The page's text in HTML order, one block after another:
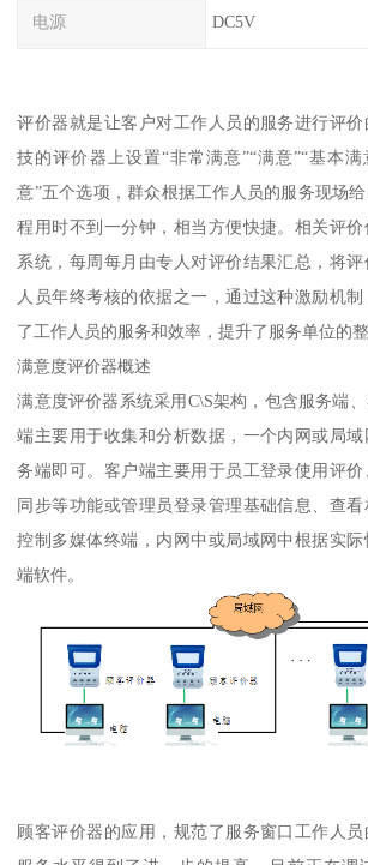
电源 DC5V
评价器就是让客户对工作人员的服务进行评
技的评价器上设置“非常满意”“满意”“基本满
意”五个选项，群众根据工作人员的服务现场
程用时不到一分钟，相当方便快捷。相关评
系统，每周每月由专人对评价结果汇总，将
人员年终考核的依据之一，通过这种激励机
了工作人员的服务和效率，提升了服务单位的整
满意度评价器概述
满意度评价器系统采用C\S架构，包含服务端
端主要用于收集和分析数据，一个内网或局
务端即可。客户端主要用于员工登录使用评
同步等功能或管理员登录管理基础信息、查
控制多媒体终端，内网中或局域网中根据实
端软件。
顾客评价器的应用，规范了服务窗口工作人